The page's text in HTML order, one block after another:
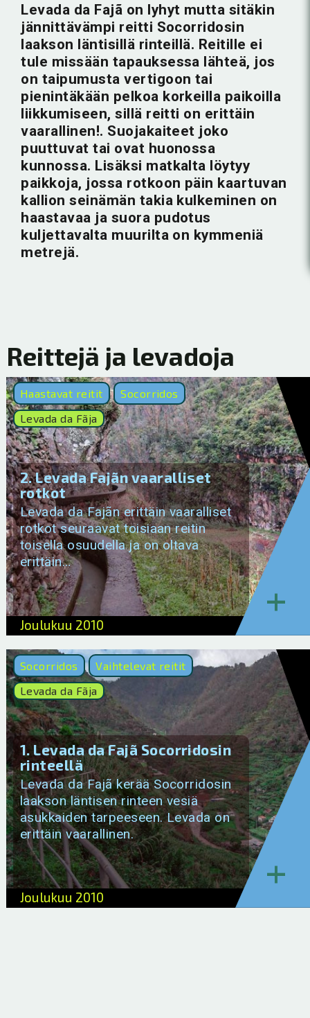
Levada da Fajã on lyhyt mutta sitäkin
jännittävämpi reitti Socorridosin
laakson läntisillä rinteillä. Reitille ei
tule missään tapauksessa lähteä, jos
on taipumusta vertigoon tai
pienintäkään pelkoa korkeilla paikoilla
liikkumiseen, sillä reitti on erittäin
vaarallinen!. Suojakaiteet joko
puuttuvat tai ovat huonossa
kunnossa. Lisäksi matkalta löytyy
paikkoja, jossa rotkoon päin kaartuvan
kallion seinämän takia kulkeminen on
haastavaa ja suora pudotus
kuljettavalta muurilta on kymmeniä
metrejä.
Reittejä ja levadoja
Haastavat reitit
Socorridos
Levada da Fãja
2. Levada Fajãn vaaralliset
rotkot
Levada da Fajãn erittäin vaaralliset
rotkot seuraavat toisiaan reitin
toisella osuudella ja on oltava
erittäin…
Joulukuu 2010
+
Socorridos
Vaihtelevat reitit
Levada da Fãja
1. Levada da Fajã Socorridosin
rinteellä
Levada da Fajã kerää Socorridosin
laakson läntisen rinteen vesiä
asukkaiden tarpeeseen. Levada on
erittäin vaarallinen.
Joulukuu 2010
+